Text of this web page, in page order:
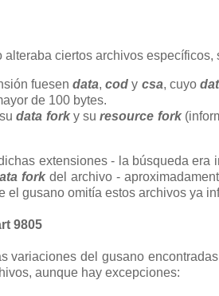
ciertos archivos
fuesendata,cod y csa, cuyo
de 100 bytes.
data forky suresource fork
extensiones - la búsqueda
fork del archivo -
el gusano omitía estos archivos ya
9805
variaciones del gusano
aunque hay excepciones: